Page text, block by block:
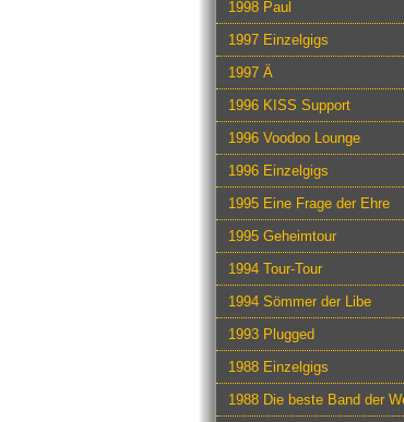
1998 Paul
1997 Einzelgigs
1997 Ä
1996 KISS Support
1996 Voodoo Lounge
1996 Einzelgigs
1995 Eine Frage der Ehre
1995 Geheimtour
1994 Tour-Tour
1994 Sömmer der Libe
1993 Plugged
1988 Einzelgigs
1988 Die beste Band der